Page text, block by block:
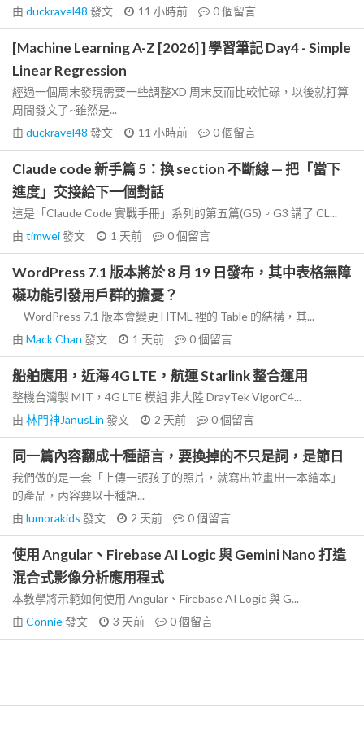
由 duckravel48 發文 11 小時前 0個留言
[Machine Learning A-Z [2026] ] 學習筆記 Day4 - Simple
Linear Regression
經過一個周末發現需要一些調整XD 周末反而比較忙碌，以後就打算
周間發文了~雖然是...
由 duckravel48 發文 11 小時前 0個留言
Claude code 新手篇 5：換 section 不斷線 — 把「當下
進度」交接給下一個對話
這是「Claude Code 實戰手冊」系列的第五篇(G5)。G3 講了 CL...
由 timwei發文 1 天前 0個留言
WordPress 7.1 版本將於 8 月 19 日發布，其中表格無障
礙功能引發用戶群的擔憂？
WordPress 7.1 版本會變更 HTML 裡的 Table 的結構，其...
由 Mack Chan 發文 1 天前 0個留言
船舶應用，近海 4G LTE，航運 Starlink 整合運用
整機台灣製 MIT，4G LTE 模組 非大陸 DrayTek VigorC4...
由 林門神JanusLin 發文 2 天前 0個留言
同一篇內容翻成十種語言，要換掉的不只是詞，是節日
我們做的是一套「上傳一張孩子的照片，就寫出並畫出一本繪本」
的產品，內容要以十種語...
由 lumorakids 發文 2 天前 0個留言
使用 Angular、Firebase AI Logic 與 Gemini Nano 打造
混合式影像分析應用程式
本教學將示範如何使用 Angular、Firebase AI Logic 與 G...
由 Connie發文 3 天前 0個留言